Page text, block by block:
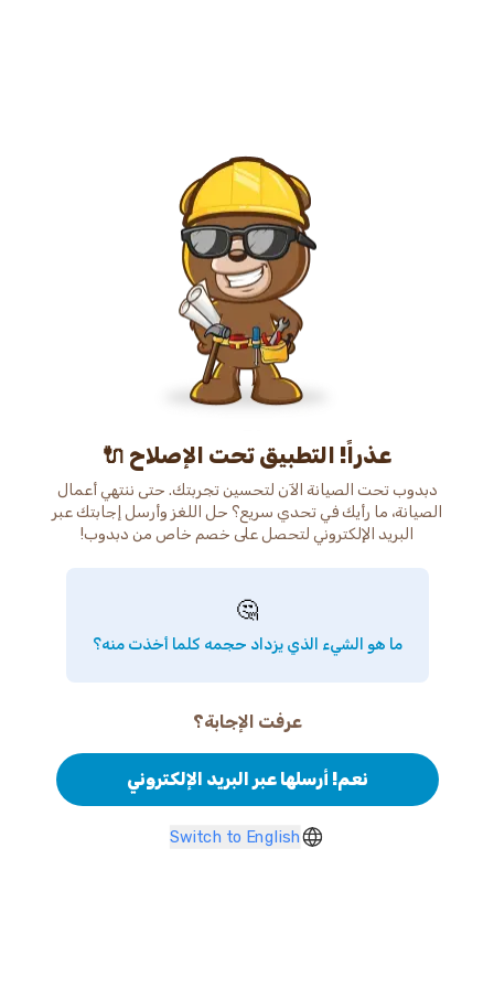
عذراً! التطبيق تحت الإصلاح 🔌
دبدوب تحت الصيانة الآن لتحسين تجربتك. حتى ننتهي أعمال
الصيانة، ما رأيك في تحدي سريع؟ حل اللغز وأرسل إجابتك عبر
البريد الإلكتروني لتحصل على خصم خاص من دبدوب!
🤔
ما هو الشيء الذي يزداد حجمه كلما أخذت منه؟
عرفت الإجابة؟
نعم! أرسلها عبر البريد الإلكتروني
Switch to English